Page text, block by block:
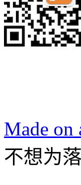
Made on
不想为